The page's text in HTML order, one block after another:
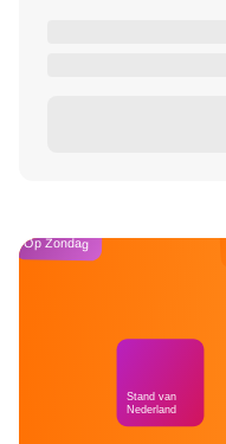
Op Zondag
Stand van
Nederland